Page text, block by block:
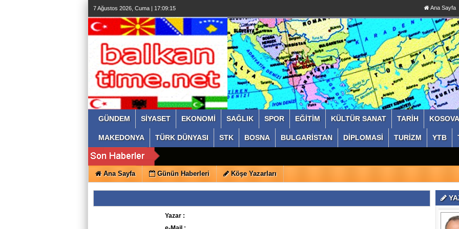
7 Ağustos 2026, Cuma | 17:09:16 Ana Sayfa
GÜNDEM SİYASET EKONOMİ SAĞLIK SPOR EĞİTİM KÜLTÜR SANAT TARİH KOSOVA
MAKEDONYA TÜRK DÜNYASI STK BOSNA BULGARİSTAN DİPLOMASİ TURİZM YTB
Ana Sayfa Günün Haberleri Köşe Yazarları
Yazar :